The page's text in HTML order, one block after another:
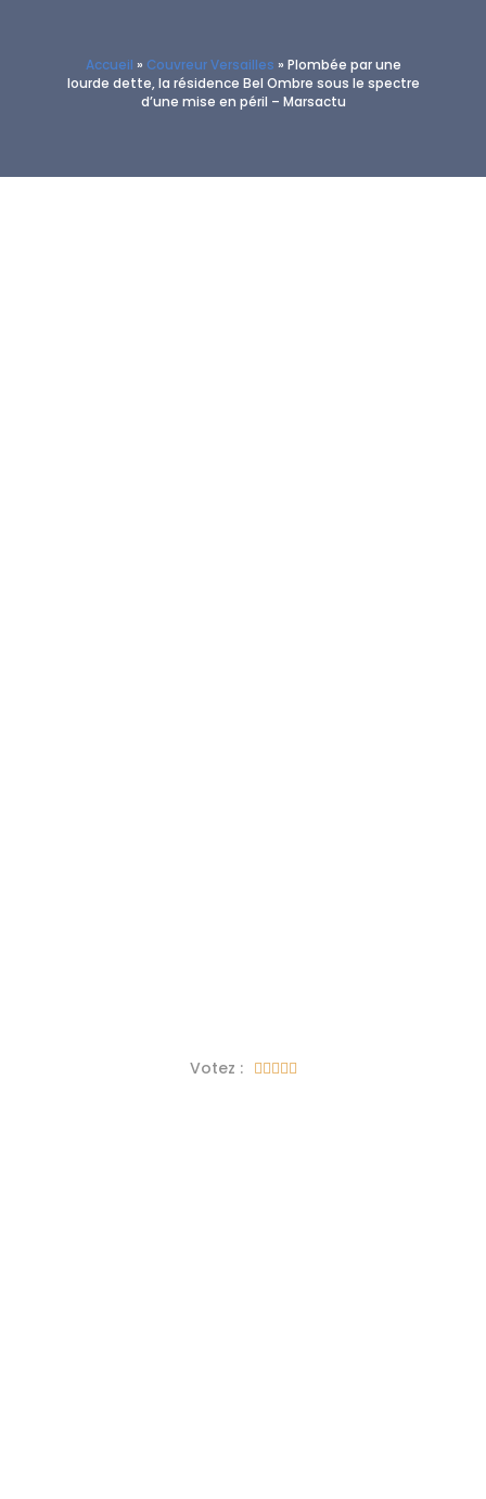
Accueil » Couvreur Versailles » Plombée par une
lourde dette, la résidence Bel Ombre sous le spectre
d’une mise en péril – Marsactu
Votez :     